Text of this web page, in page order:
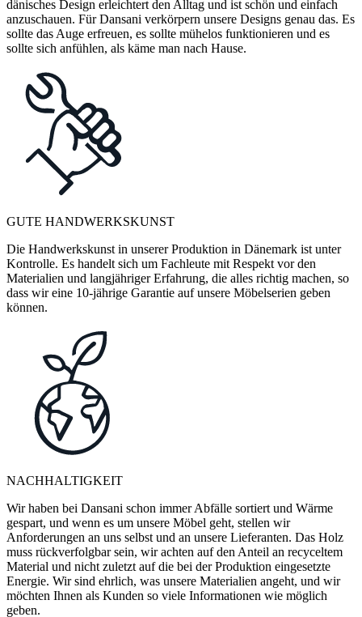
dänisches Design erleichtert den Alltag und ist schön und einfach
anzuschauen. Für Dansani verkörpern unsere Designs genau das. Es
sollte das Auge erfreuen, es sollte mühelos funktionieren und es
sollte sich anfühlen, als käme man nach Hause.
GUTE HANDWERKSKUNST
Die Handwerkskunst in unserer Produktion in Dänemark ist unter
Kontrolle. Es handelt sich um Fachleute mit Respekt vor den
Materialien und langjähriger Erfahrung, die alles richtig machen, so
dass wir eine 10-jährige Garantie auf unsere Möbelserien geben
können.
NACHHALTIGKEIT
Wir haben bei Dansani schon immer Abfälle sortiert und Wärme
gespart, und wenn es um unsere Möbel geht, stellen wir
Anforderungen an uns selbst und an unsere Lieferanten. Das Holz
muss rückverfolgbar sein, wir achten auf den Anteil an recyceltem
Material und nicht zuletzt auf die bei der Produktion eingesetzte
Energie. Wir sind ehrlich, was unsere Materialien angeht, und wir
möchten Ihnen als Kunden so viele Informationen wie möglich
geben.